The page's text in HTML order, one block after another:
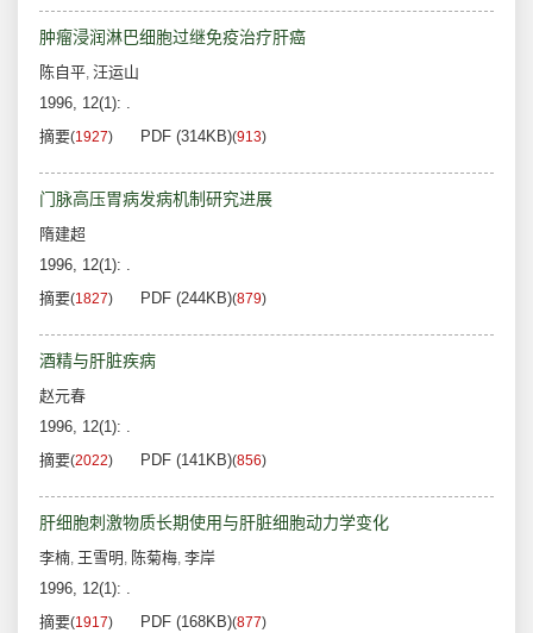
肿瘤浸润淋巴细胞过继免疫治疗肝癌
陈自平, 汪运山
1996, 12(1): .
摘要(1927) PDF (314KB)(913)
门脉高压胃病发病机制研究进展
隋建超
1996, 12(1): .
摘要(1827) PDF (244KB)(879)
酒精与肝脏疾病
赵元春
1996, 12(1): .
摘要(2022) PDF (141KB)(856)
肝细胞刺激物质长期使用与肝脏细胞动力学变化
李楠, 王雪明 , 陈菊梅, 李岸
1996, 12(1): .
摘要(1917) PDF (168KB)(877)